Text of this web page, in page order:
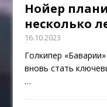
Нойер
несколько
16.10.2023
Голкипер
вновь стать
…